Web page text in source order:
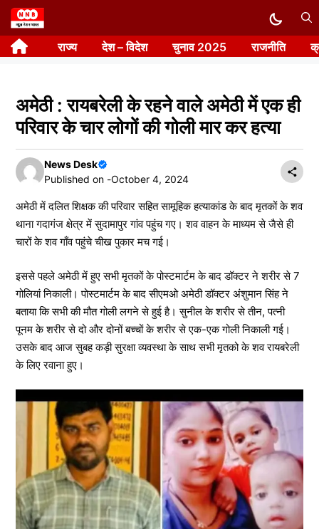
Skip
to
content राज्य देश – विदेश चुनाव 2025 राजनीति
अमेठी : रायबरेली के रहने वाले अमेठी में एक ही
परिवार के चार लोगों की गोली मार कर हत्या
News Desk
Published on -October 4, 2024
अमेठी में दलित शिक्षक की परिवार सहित सामूहिक हत्याकांड के बाद मृतकों के शव
थाना गदागंज क्षेत्र में सुदामापुर गांव पहुंच गए। शव वाहन के माध्यम से जैसे ही
चारों के शव गाँव पहुंचे चीख पुकार मच गई।
इससे पहले अमेठी में हुए सभी मृतकों के पोस्टमार्टम के बाद डॉक्टर ने शरीर से 7
गोलियां निकाली। पोस्टमार्टम के बाद सीएमओ अमेठी डॉक्टर अंशुमान सिंह ने
बताया कि सभी की मौत गोली लगने से हुई है। सुनील के शरीर से तीन, पत्नी
पूनम के शरीर से दो और दोनों बच्चों के शरीर से एक-एक गोली निकाली गई।
उसके बाद आज सुबह कड़ी सुरक्षा व्यवस्था के साथ सभी मृतको के शव रायबरेली
के लिए रवाना हुए।